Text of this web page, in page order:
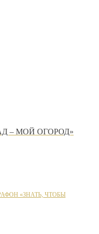
– МОЙ ОГОРОД»
«ЗНАТЬ, ЧТОБЫ